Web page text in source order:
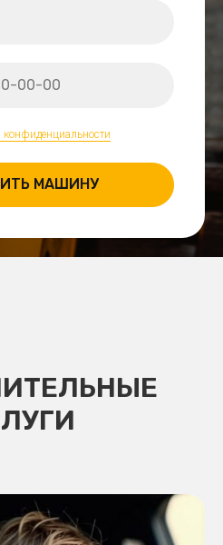
конфиденциальности
МАШИНУ